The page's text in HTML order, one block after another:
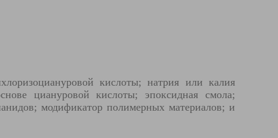
кислоты; натрия или калия
циануровой кислоты; эпоксидная смола;
модификатор полимерных материалов; и